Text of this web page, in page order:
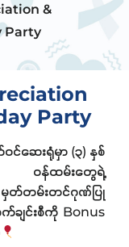
&
Party
Party
ဆေးရုံမှာ (၃) နှစ်
န်ထမ်းတွေရဲ့
မှတ်တမ်းတင်ဂုဏ်ပြု
ချင်းစီကို Bonus